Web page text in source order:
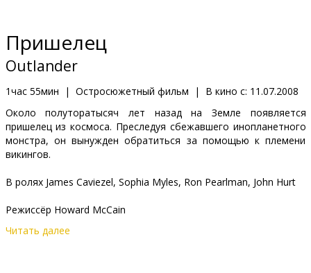
Клуб
Пришелец
Outlander
1час 55мин | Остросюжетный фильм | В кино с: 11.07.2008
Около полуторатысяч лет назад на Земле появляется
пришелец из космоса. Преследуя сбежавшего инопланетного
монстра, он вынужден обратиться за помощью к племени
викингов.
В ролях James Caviezel, Sophia Myles, Ron Pearlman, John Hurt
Pежиссёр Howard McCain
Cценарий Howard McCain
Читать далее